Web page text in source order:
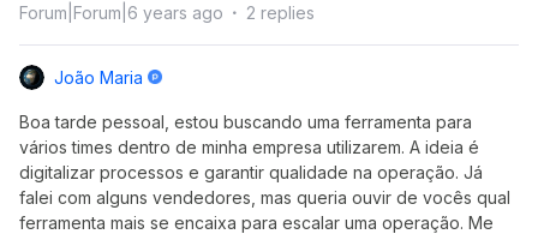
Forum|Forum|6 years ago 2 replies
João Maria
Boa tarde pessoal, estou buscando uma ferramenta para
vários times dentro de minha empresa utilizarem. A ideia é
digitalizar processos e garantir qualidade na operação. Já
falei com alguns vendedores, mas queria ouvir de vocês qual
ferramenta mais se encaixa para escalar uma operação. Me